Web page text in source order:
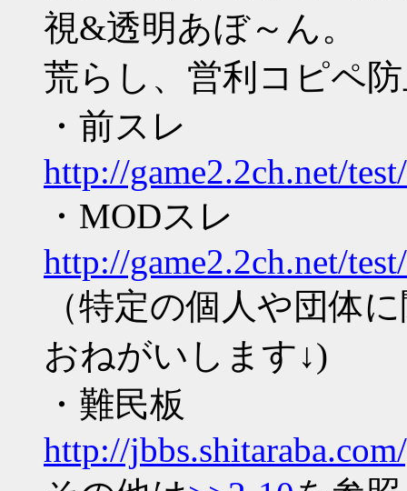
視&透明あぼ～ん。
荒らし、営利コピペ
・前スレ
http://game2.2ch.net/
・MODスレ
http://game2.2ch.net/
（特定の個人や団体
おねがいします↓)
・難民板
http://